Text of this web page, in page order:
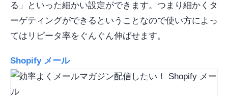
る」といった細かい設定ができます。つまり細かくタ
ーゲティングができるということなので使い方によっ
てはリピータ率をぐんぐん伸ばせます。
Shopify メール